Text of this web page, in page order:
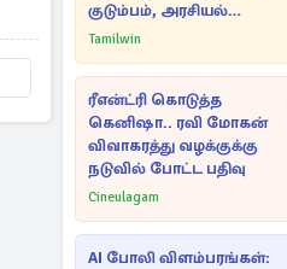
குடும்பம், அரசியல்
நட்புகள்
Tamilwin
ரீஎன்ட்ரி கொடுத்த
கெனிஷா.. ரவி மோகன்
விவாகரத்து வழக்குக்கு
நடுவில் போட்ட பதிவு
Cineulagam
AI போலி விளம்பரங்கள்: